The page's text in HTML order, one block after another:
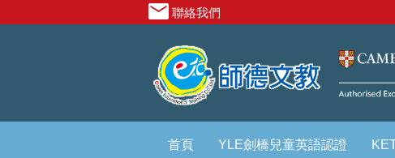
聯絡我們
首頁 YLE劍橋兒童英語認證